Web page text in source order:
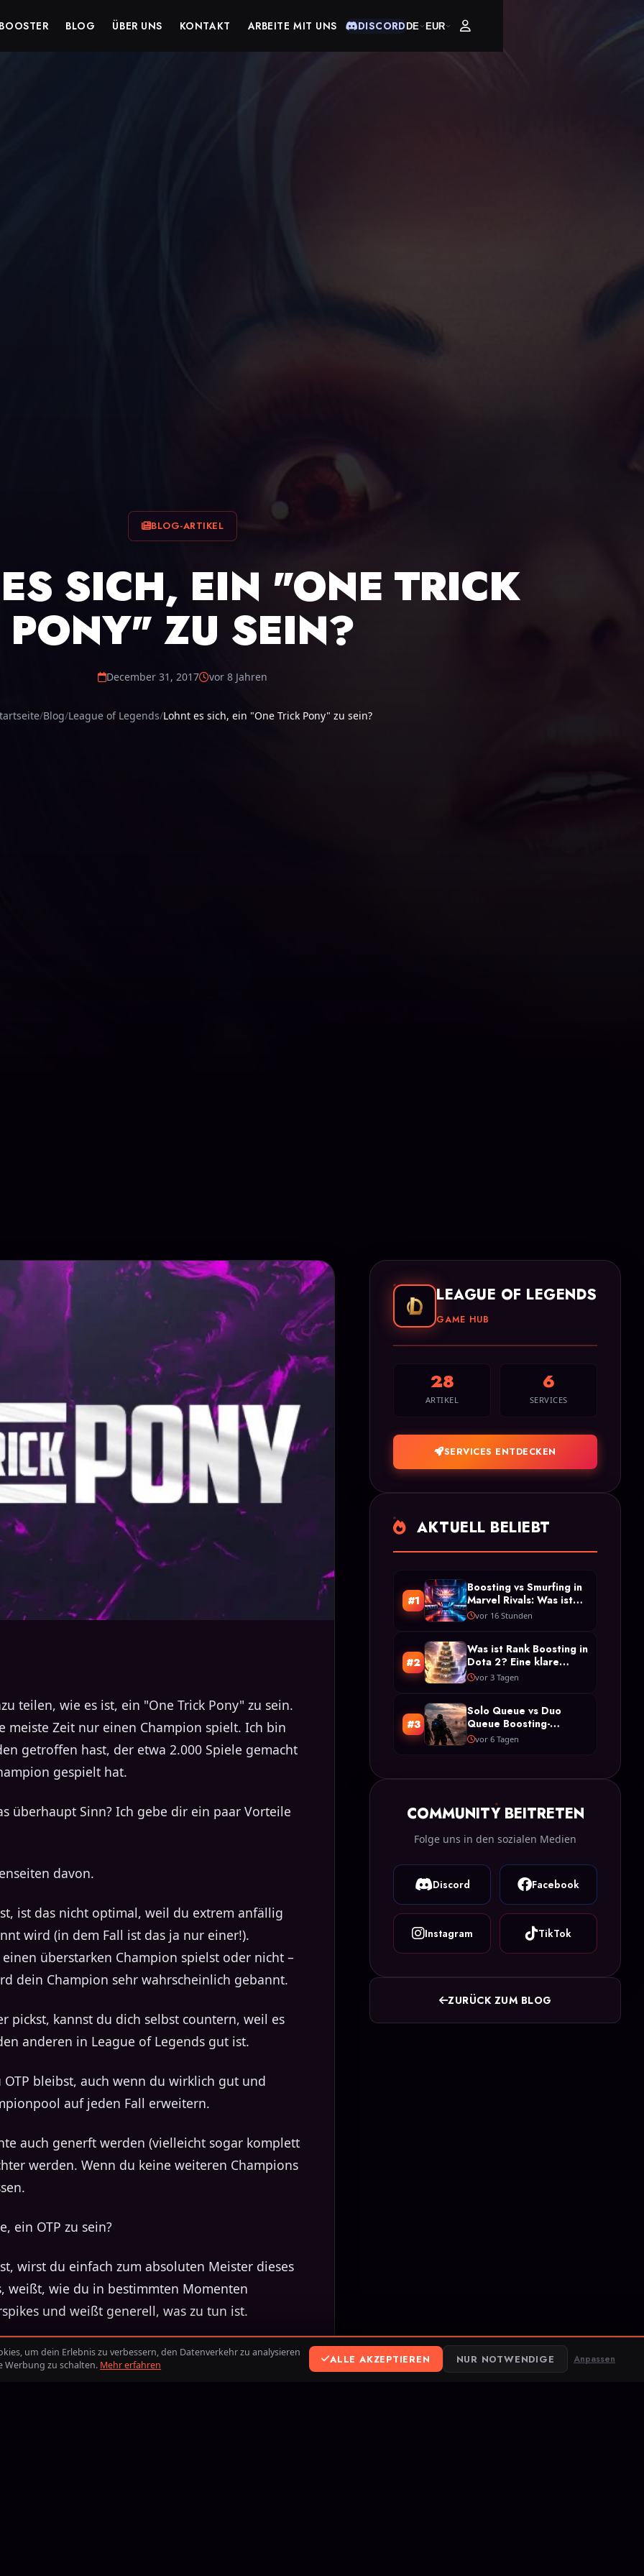
BLOG ÜBER UNS KONTAKT ARBEITE MIT UNS DISCORDDE EUR
BLOG-ARTIKEL
SICH, EIN "ONE TRICK
PONY" ZU SEIN?
December 31, 2017 vor 8 Jahren
Blog League of Legends Lohnt es sich, ein "One Trick Pony" zu sein?
teilen, wie es ist, ein "One Trick Pony" zu sein.
meiste Zeit nur einen Champion spielt. Ich bin
getroffen hast, der etwa 2.000 Spiele gemacht
gespielt hat.
überhaupt Sinn? Ich gebe dir ein paar Vorteile
davon.
ist das nicht optimal, weil du extrem anfällig
wird (in dem Fall ist das ja nur einer!).
überstarken Champion spielst oder nicht –
dein Champion sehr wahrscheinlich gebannt.
pickst, kannst du dich selbst countern, weil es
anderen in League of Legends gut ist.
bleibst, auch wenn du wirklich gut und
auf jeden Fall erweitern.
auch generft werden (vielleicht sogar komplett
werden. Wenn du keine weiteren Champions
ein OTP zu sein?
wirst du einfach zum absoluten Meister dieses
weißt, wie du in bestimmten Momenten
und weißt generell, was zu tun ist.
um so schnell wie möglich die Ladder
LEAGUE OF LEGENDS
GAME HUB
28
ARTIKEL
6
SERVICES
SERVICES ENTDECKEN
AKTUELL BELIEBT
#1
Boosting vs Smurfing in
Marvel Rivals: Was ist
der Unterschied?
vor 16 Stunden
#2
Was ist Rank Boosting in
Dota 2? Eine klare
Definition und Typen
vor 3 Tagen
#3
Solo Queue vs Duo
Queue Boosting-
Beschränkungen in Arc
vor 6 Tagen
COMMUNITY BEITRETEN
Folge uns in den sozialen Medien
Discord Facebook
Instagram TikTok
ZURÜCK ZUM BLOG
um dein Erlebnis zu verbessern, den Datenverkehr zu analysieren
Werbung zu schalten. Mehr erfahren ALLE AKZEPTIEREN NUR NOTWENDIGE Anpassen